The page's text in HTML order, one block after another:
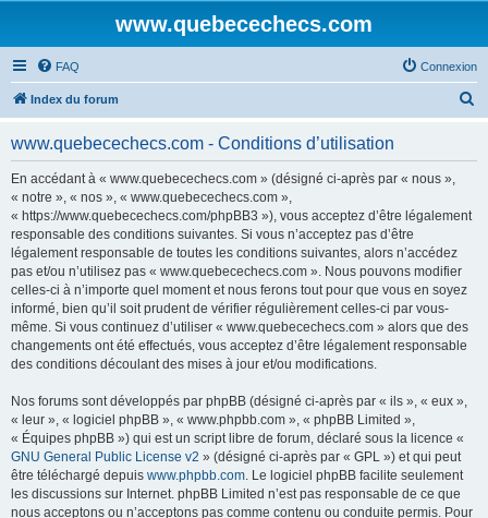
www.quebecechecs.com
FAQ Connexion
Index du forum
www.quebecechecs.com - Conditions d’utilisation
En accédant à « www.quebecechecs.com » (désigné ci-après par « nous »,
« notre », « nos », « www.quebecechecs.com »,
« https://www.quebecechecs.com/phpBB3 »), vous acceptez d’être légalement
responsable des conditions suivantes. Si vous n’acceptez pas d’être
légalement responsable de toutes les conditions suivantes, alors n’accédez
pas et/ou n’utilisez pas « www.quebecechecs.com ». Nous pouvons modifier
celles-ci à n’importe quel moment et nous ferons tout pour que vous en soyez
informé, bien qu’il soit prudent de vérifier régulièrement celles-ci par vous-
même. Si vous continuez d’utiliser « www.quebecechecs.com » alors que des
changements ont été effectués, vous acceptez d’être légalement responsable
des conditions découlant des mises à jour et/ou modifications.
Nos forums sont développés par phpBB (désigné ci-après par « ils », « eux »,
« leur », « logiciel phpBB », « www.phpbb.com », « phpBB Limited »,
« Équipes phpBB ») qui est un script libre de forum, déclaré sous la licence «
GNU General Public License v2 » (désigné ci-après par « GPL ») et qui peut
être téléchargé depuis www.phpbb.com. Le logiciel phpBB facilite seulement
les discussions sur Internet. phpBB Limited n’est pas responsable de ce que
nous acceptons ou n’acceptons pas comme contenu ou conduite permis. Pour